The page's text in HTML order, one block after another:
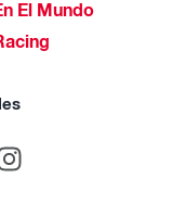
El Mundo